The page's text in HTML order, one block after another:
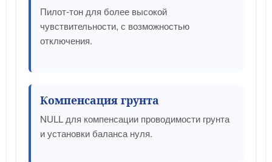
Пилот-тон для более высокой
чувствительности, с возможностью
отключения.
Компенсация грунта
NULL для компенсации проводимости грунта
и установки баланса нуля.